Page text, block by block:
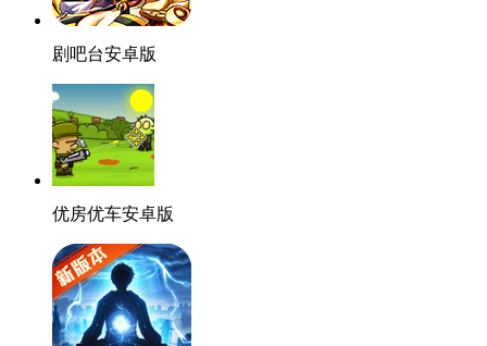
剧吧台安卓版
优房优车安卓版